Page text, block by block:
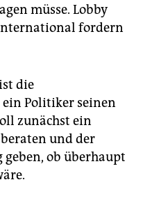
müsse. Lobby
fordern
die
Politiker seinen
zunächst ein
und der
ob überhaupt